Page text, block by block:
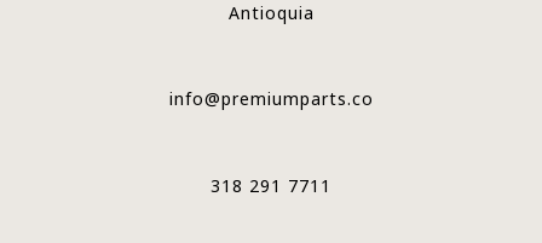
Antioquia
info@premiumparts.co
318 291 7711